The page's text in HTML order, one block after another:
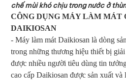
chế mùi khó chịu trong nước ở
CÔNG DỤNG MÁY LÀM MÁT
DAIKIOSAN
- Máy làm mát Daikiosan là dòng
trong những thương hiệu thiết bị
được nhiều người tiêu dùng tin
cao cấp Daikiosan được sản xuất